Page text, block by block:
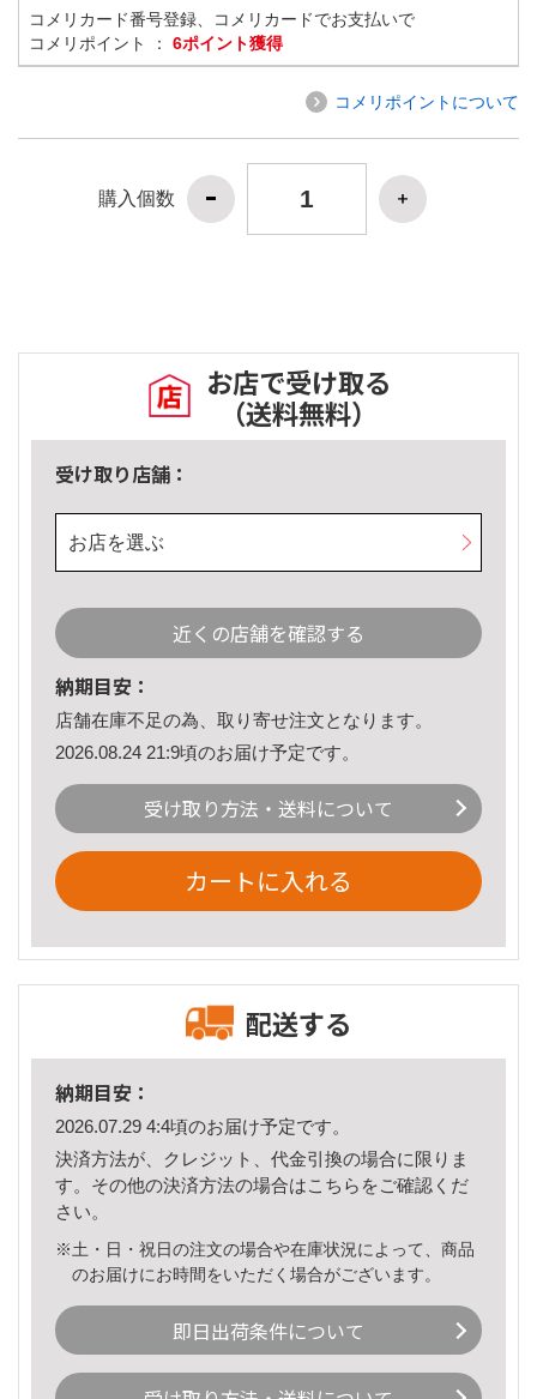
コメリカード番号登録、コメリカードでお支払いで
コメリポイント ： 6ポイント獲得
コメリポイントについて
購入個数
お店で受け取る
（送料無料）
受け取り店舗：
お店を選ぶ
近くの店舗を確認する
納期目安：
店舗在庫不足の為、取り寄せ注文となります。
2026.08.24 21:9頃のお届け予定です。
受け取り方法・送料について
カートに入れる
配送する
納期目安：
2026.07.29 4:4頃のお届け予定です。
決済方法が、クレジット、代金引換の場合に限りま
す。その他の決済方法の場合はこちら をご確認くだ
さい。
※土・日・祝日の注文の場合や在庫状況によって、商品
のお届けにお時間をいただく場合がございます。
即日出荷条件について